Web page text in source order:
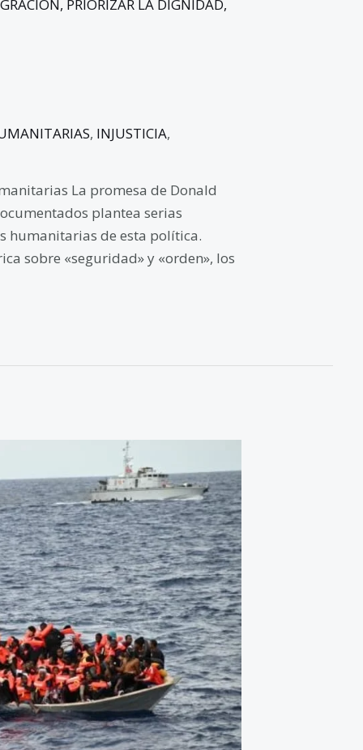
, PRIORIZAR LA DIGNIDAD,
, INJUSTICIA,
La promesa de Donald
plantea serias
humanitarias de esta política.
sobre «seguridad» y «orden», los